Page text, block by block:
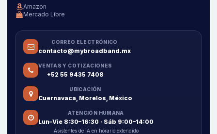
Amazon
Mercado Libre
CORREO ELECTRÓNICO
contacto@mybroadband.mx
VENTAS Y COTIZACIONES
+52 55 9435 7408
UBICACIÓN
Cuernavaca, Morelos, México
ATENCIÓN HUMANA
Lun–Vie 8:30–16:30 · Sáb 9:00–14:00
Asistentes de IA en horario extendido